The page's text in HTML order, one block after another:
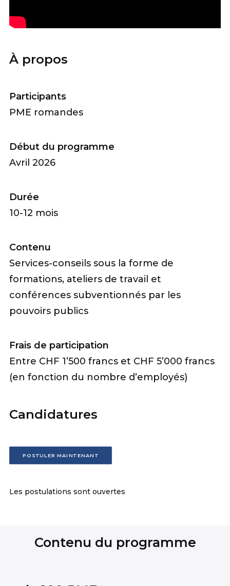
À propos
Participants
PME romandes
Début du programme
Avril 2026
Durée
10-12 mois
Contenu
Services-conseils sous la forme de
formations, ateliers de travail et
conférences subventionnés par les
pouvoirs publics
Frais de participation
Entre CHF 1’500 francs et CHF 5’000 francs
(en fonction du nombre d’employés)
Candidatures
POSTULER MAINTENANT
Les postulations sont ouvertes
Contenu du programme